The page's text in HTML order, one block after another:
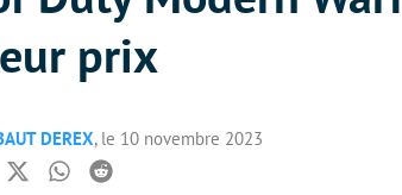
prix
DEREX, le 10 novembre 2023
TwitterWhatsapp
Reddit